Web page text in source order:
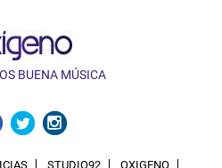
BUENA MÚSICA
STUDIO92 OXIGENO